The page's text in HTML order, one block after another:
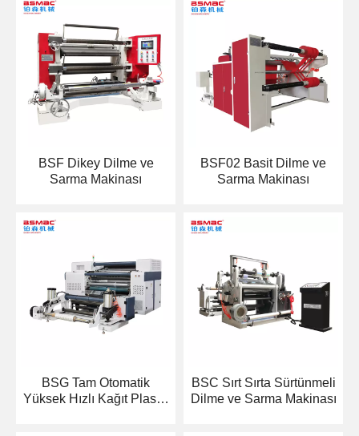
BSF Dikey Dilme ve
Sarma Makinası
BSF02 Basit Dilme ve
Sarma Makinası
BSG Tam Otomatik
Yüksek Hızlı Kağıt Plastik
BSC Sırt Sırta Sürtünmeli
Dilme ve Sarma Makinası